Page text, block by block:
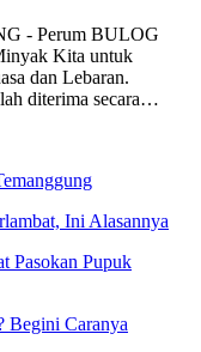
- Perum BULOG
Kita untuk
dan Lebaran.
diterima secara…
Ini Alasannya
Pasokan Pupuk
Begini Caranya